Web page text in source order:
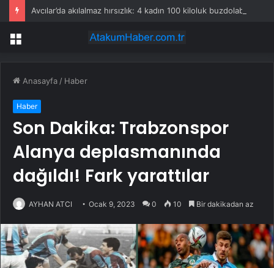
Menü
Anasayfa / Haber
Haber
Son Dakika: Trabzonspor
Alanya deplasmanında
dağıldı! Fark yarattılar
AYHAN ATCI Ocak 9, 2023 0 10 Bir dakikadan az